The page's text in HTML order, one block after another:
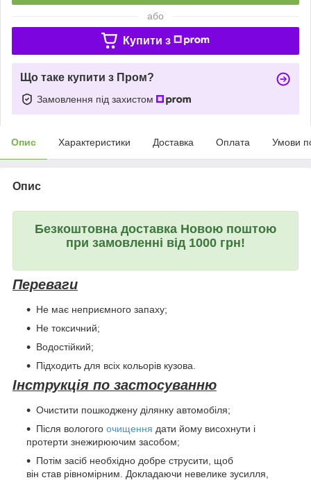
або
Купити з
Що таке купити з Пром?
Замовлення під захистом
Опис Характеристики Доставка Оплата Умови
Опис
Безкоштовна доставка Новою поштою
при замовленні від 1000 грн!
Переваги
Не має неприємного запаху;
Не токсичний;
Водостійкий;
Підходить для всіх кольорів кузова.
Інструкція по застосуванню
Очистити пошкоджену ділянку автомобіля;
Після вологого очищення дати йому висохнути і
протерти знежирюючим засобом;
Потім засіб необхідно добре струсити, щоб
він став рівномірним. Докладаючи невелике зусилля,